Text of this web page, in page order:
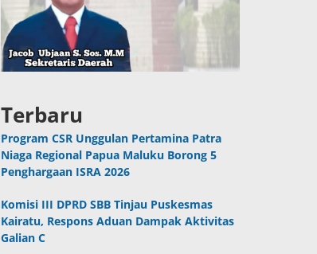
Terbaru
Program CSR Unggulan Pertamina Patra
Niaga Regional Papua Maluku Borong 5
Penghargaan ISRA 2026
Komisi III DPRD SBB Tinjau Puskesmas
Kairatu, Respons Aduan Dampak Aktivitas
Galian C